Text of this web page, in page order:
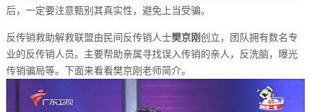
后，一定要注意甄别其真实性，避免上当受骗。
反传销救助解救联盟由民间反传销人士樊京刚创立，团队拥有数名专
业的反传销人员。主要帮助亲属寻找误入传销的亲人，反洗脑，曝光
传销骗局等。下面来看看樊京刚老师简介。